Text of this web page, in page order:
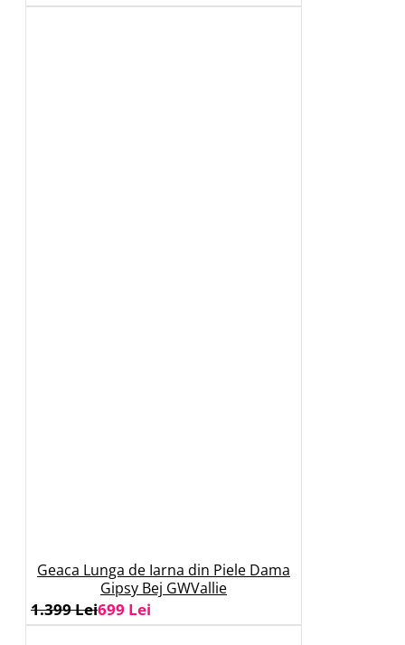
Geaca Lunga de Iarna din Piele Dama
Gipsy Bej GWVallie
699 Lei
1.399 Lei